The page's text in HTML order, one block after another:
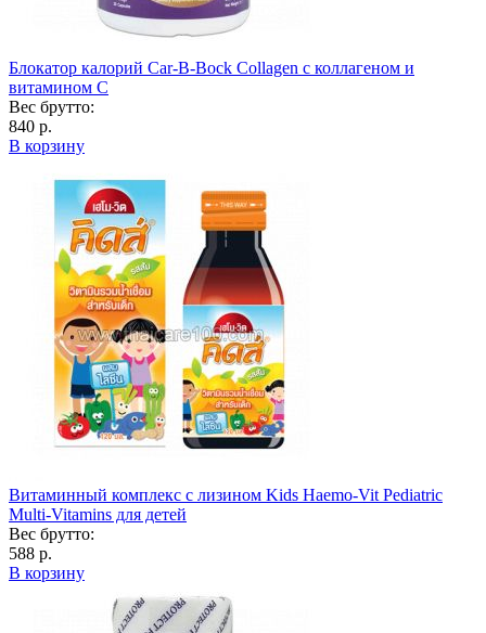
Блокатор калорий Car-B-Bock Collagen с коллагеном и
витамином C
Вес брутто:
840 р.
В корзину
Витаминный комплекс с лизином Kids Haemo-Vit Pediatric
Multi-Vitamins для детей
Вес брутто:
588 р.
В корзину